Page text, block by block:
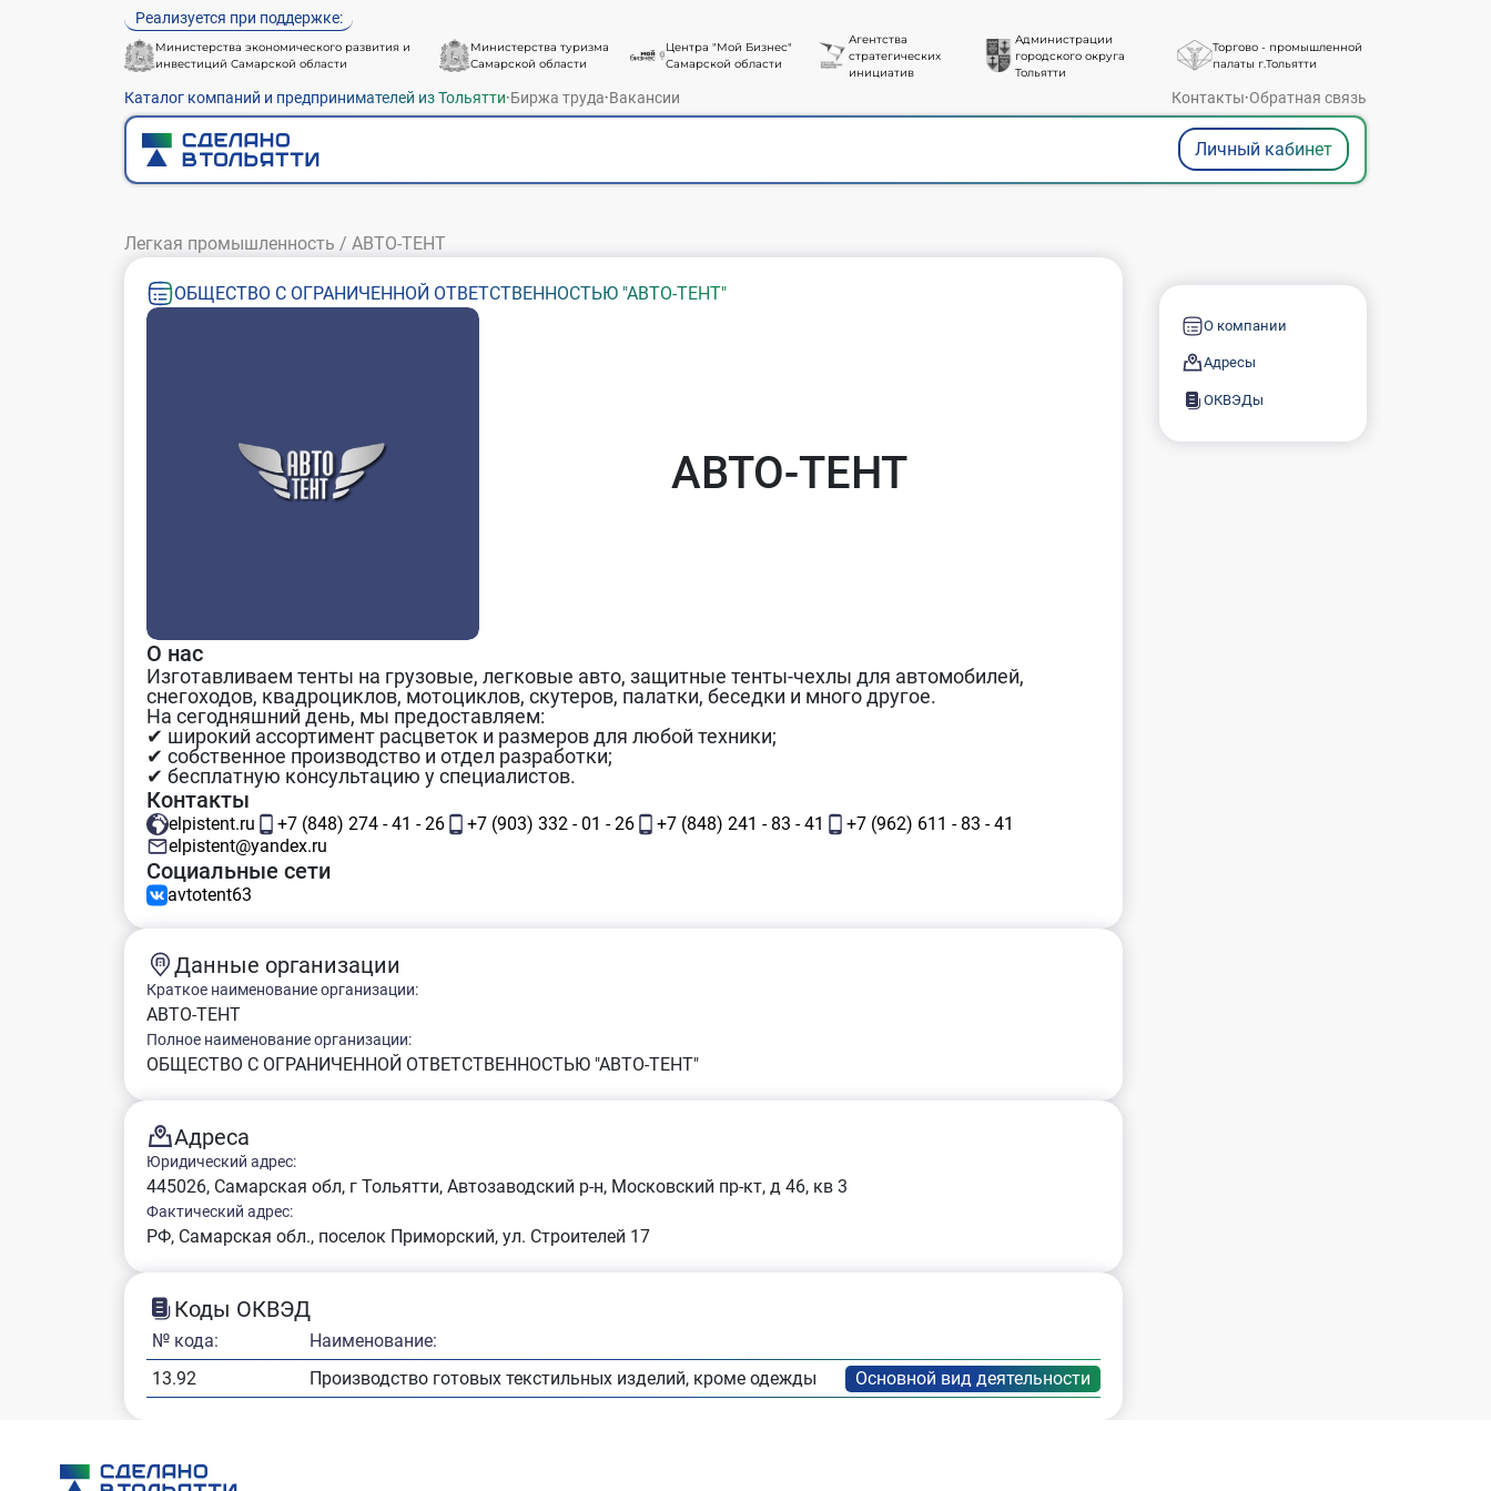
Реализуется при поддержке:
Министерства экономического развития и
инвестиций Самарской области
Министерства туризма
Самарской области
Центра "Мой Бизнес"
Самарской области
Агентства
стратегических
инициатив
Администрации
городского округа
Тольятти
Торгово - промышленной
палаты г.Тольятти
Каталог компаний и предпринимателей из Тольятти·Биржа труда·Вакансии Контакты·Обратная связь
Личный кабинет
Легкая промышленность / АВТО-ТЕНТ
ОБЩЕСТВО С ОГРАНИЧЕННОЙ ОТВЕТСТВЕННОСТЬЮ "АВТО-ТЕНТ"
АВТО-ТЕНТ
О нас
Изготавливаем тенты на грузовые, легковые авто, защитные тенты-чехлы для автомобилей,
снегоходов, квадроциклов, мотоциклов, скутеров, палатки, беседки и много другое.
На сегодняшний день, мы предоставляем:
✔ широкий ассортимент расцветок и размеров для любой техники;
✔ собственное производство и отдел разработки;
✔ бесплатную консультацию у специалистов.
Контакты
elpistent.ru +7 (848) 274 - 41 - 26 +7 (903) 332 - 01 - 26 +7 (848) 241 - 83 - 41
+7 (962) 611 - 83 - 41
elpistent@yandex.ru
Социальные сети
avtotent63
Данные организации
Краткое наименование организации:
АВТО-ТЕНТ
Полное наименование организации:
ОБЩЕСТВО С ОГРАНИЧЕННОЙ ОТВЕТСТВЕННОСТЬЮ "АВТО-ТЕНТ"
Адреса
Юридический адрес:
445026, Самарская обл, г Тольятти, Автозаводский р-н, Московский пр-кт, д 46, кв 3
Фактический адрес:
РФ, Самарская обл., поселок Приморский, ул. Строителей 17
Коды ОКВЭД
№ кода:
Наименование:
13.92
Производство готовых текстильных изделий, кроме одежды
О компании
Адресы
ОКВЭДы